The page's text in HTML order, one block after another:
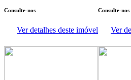
Consulte-nos
Ver detalhes deste imóvel
Consulte-nos
Ver